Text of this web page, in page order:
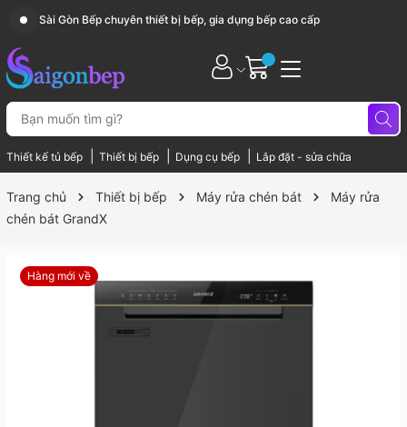
Sài Gòn Bếp chuyên thiết bị bếp, gia dụng bếp cao cấp
Thiết kế tủ bếp Thiết bị bếp Dụng cụ bếp Lắp đặt - sửa chữa
Trang chủ Thiết bị bếp Máy rửa chén bát
Máy rửa
chén bát GrandX
Hàng mới về